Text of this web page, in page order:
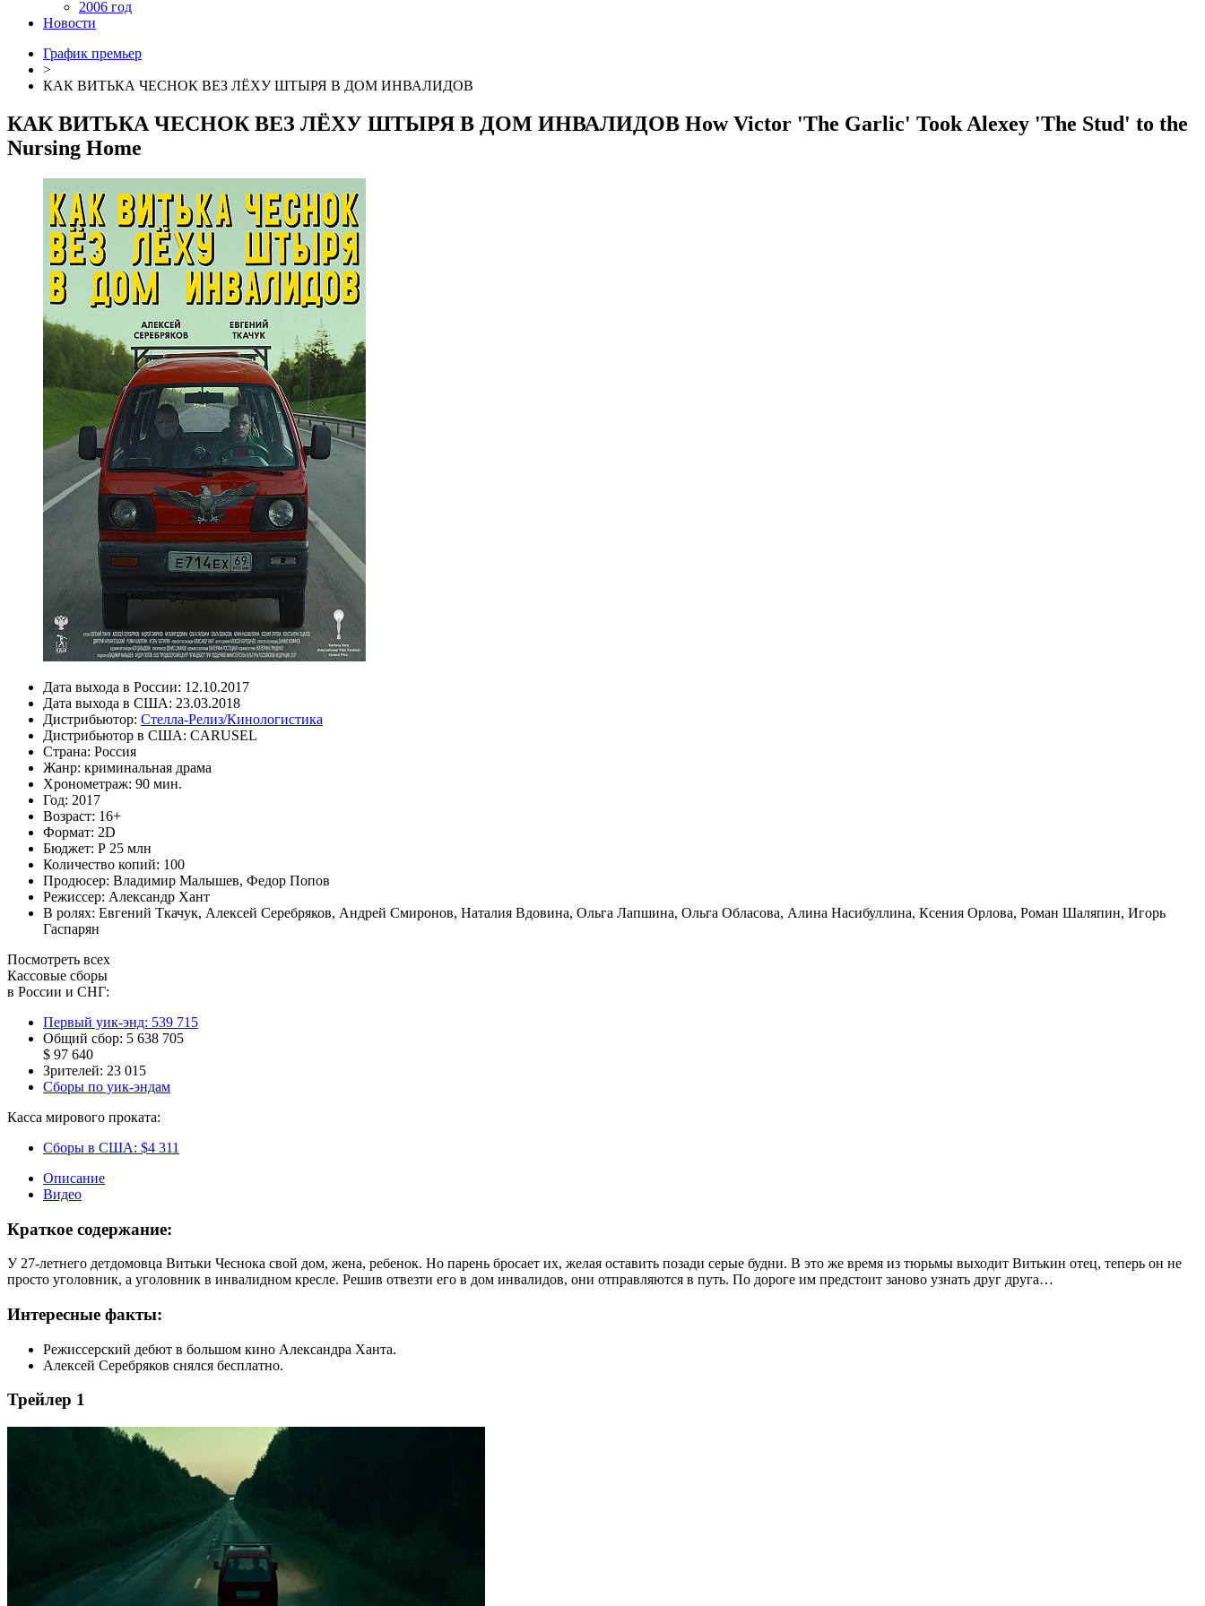
2006 год
Новости
График премьер
>
КАК ВИТЬКА ЧЕСНОК ВЕЗ ЛЁХУ ШТЫРЯ В ДОМ ИНВАЛИДОВ
КАК ВИТЬКА ЧЕСНОК ВЕЗ ЛЁХУ ШТЫРЯ В ДОМ ИНВАЛИДОВ How Victor 'The Garlic' Took Alexey 'The Stud' to the
Nursing Home
Дата выхода в России: 12.10.2017
Дата выхода в США: 23.03.2018
Дистрибьютор: Стелла-Релиз/Кинологистика
Дистрибьютор в США: CARUSEL
Страна: Россия
Жанр: криминальная драма
Хронометраж: 90 мин.
Год: 2017
Возраст: 16+
Формат: 2D
Бюджет: Р 25 млн
Количество копий: 100
Продюсер: Владимир Малышев, Федор Попов
Режиссер: Александр Хант
В ролях: Евгений Ткачук, Алексей Серебряков, Андрей Смиронов, Наталия Вдовина, Ольга Лапшина, Ольга Обласова, Алина Насибуллина, Ксения Орлова, Роман Шаляпин, Игорь
Гаспарян
Посмотреть всех
Кассовые сборы
в России и СНГ:
Первый уик-энд: 539 715
Общий сбор: 5 638 705
$ 97 640
Зрителей: 23 015
Сборы по уик-эндам
Касса мирового проката:
Сборы в США: $4 311
Описание
Видео
Краткое содержание:
У 27-летнего детдомовца Витьки Чеснока свой дом, жена, ребенок. Но парень бросает их, желая оставить позади серые будни. В это же время из тюрьмы выходит Витькин отец, теперь он не
просто уголовник, а уголовник в инвалидном кресле. Решив отвезти его в дом инвалидов, они отправляются в путь. По дороге им предстоит заново узнать друг друга…
Интересные факты:
Режиссерский дебют в большом кино Александра Ханта.
Алексей Серебряков снялся бесплатно.
Трейлер 1